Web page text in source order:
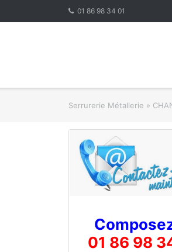
01 86 98 34 01
Serrurerie Métallerie »
01 86 98